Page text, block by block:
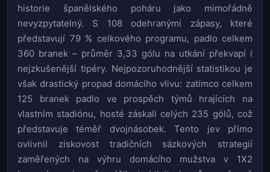
historie španělského poháru jako mimořádně
nevyzpytatelný. S 108 odehranými zápasy, které
představují 79 % celkového programu, padlo celkem
360 branek – průměr 3,33 gólu na utkání překvapí i
nejzkušenější tipéry. Nejpozoruhodnější statistikou je
však drastický propad domácího vlivu: zatímco celkem
125 branek padlo ve prospěch týmů hrajících na
vlastním stadiónu, hosté záskali celých 235 gólů, což
představuje téměř dvojnásobek. Tento jev přímo
ovlivnil ziskovost tradičních sázkových strategií
zaměřených na výhru domácího mužstva v 1X2